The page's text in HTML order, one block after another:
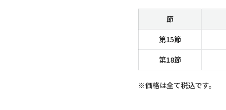
節
第15節
第18節
※価格は全て税込です。